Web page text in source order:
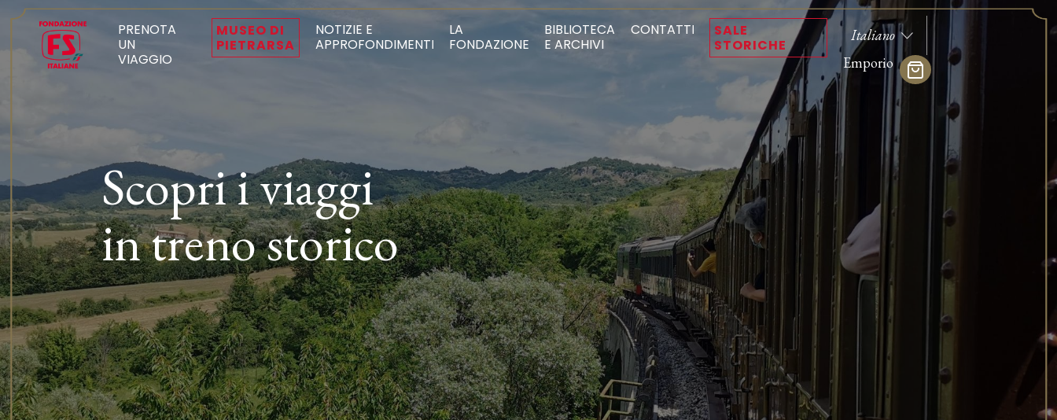
PRENOTA
UN
VIAGGIO
MUSEO DI
PIETRARSA
NOTIZIE E
APPROFONDIMENTI
LA
FONDAZIONE
BIBLIOTECA
E ARCHIVI
CONTATTI
SALE
STORICHE
Emporio
Scopri i viaggi
in treno storico